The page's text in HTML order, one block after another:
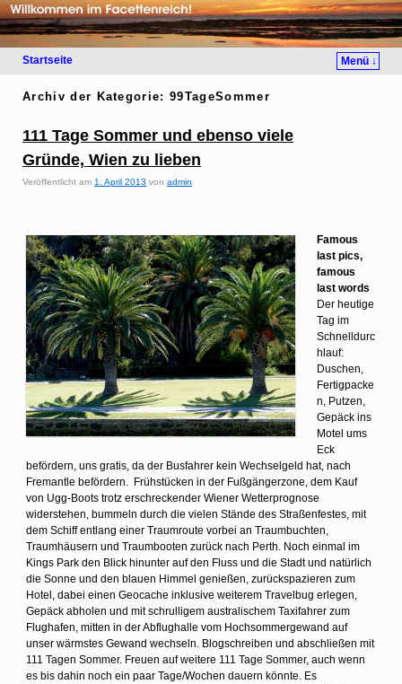
Startseite Menü ↓
Archiv der Kategorie:99TageSommer
111 Tage Sommer und ebenso viele
Gründe, Wien zu lieben
Veröffentlicht am 1. April 2013 von admin
Famous
last pics,
famous
last words
Der heutige
Tag im
Schnelldurc
hlauf:
Duschen,
Fertigpacke
n, Putzen,
Gepäck ins
Motel ums
Eck
befördern, uns gratis, da der Busfahrer kein Wechselgeld hat, nach
Fremantle befördern. Frühstücken in der Fußgängerzone, dem Kauf
von Ugg-Boots trotz erschreckender Wiener Wetterprognose
widerstehen, bummeln durch die vielen Stände des Straßenfestes, mit
dem Schiff entlang einer Traumroute vorbei an Traumbuchten,
Traumhäusern und Traumbooten zurück nach Perth. Noch einmal im
Kings Park den Blick hinunter auf den Fluss und die Stadt und natürlich
die Sonne und den blauen Himmel genießen, zurückspazieren zum
Hotel, dabei einen Geocache inklusive weiterem Travelbug erlegen,
Gepäck abholen und mit schrulligem australischem Taxifahrer zum
Flughafen, mitten in der Abflughalle vom Hochsommergewand auf
unser wärmstes Gewand wechseln. Blogschreiben und abschließen mit
111 Tagen Sommer. Freuen auf weitere 111 Tage Sommer, auch wenn
es bis dahin noch ein paar Tage/Wochen dauern könnte. Es